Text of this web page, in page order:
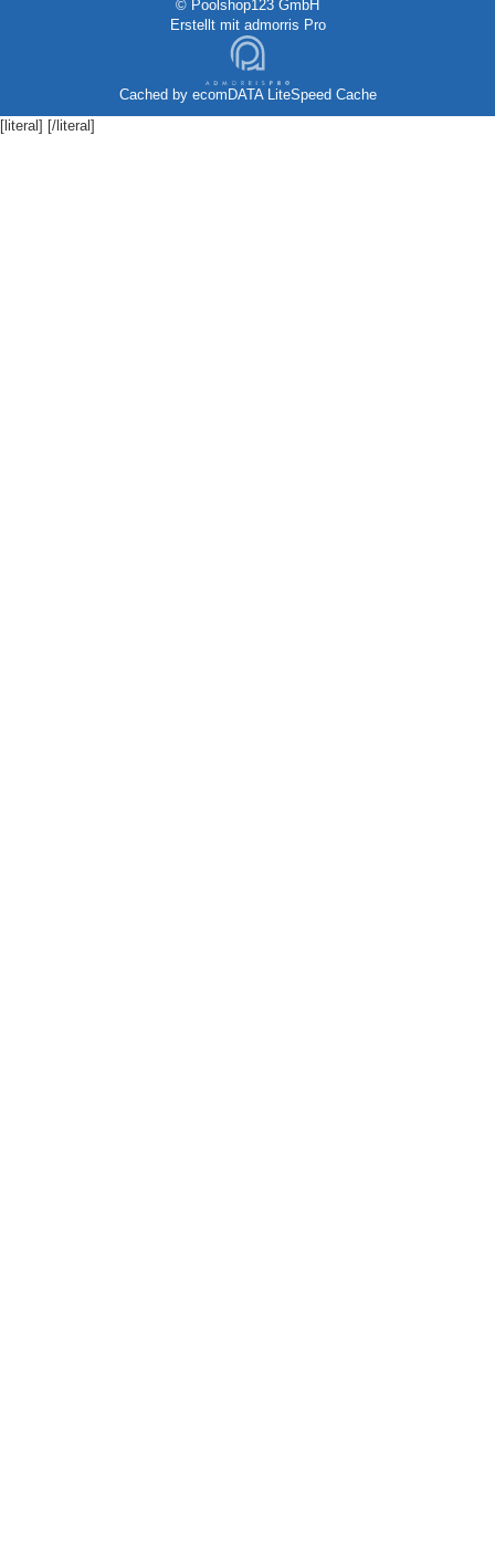
© Poolshop123 GmbH
Erstellt mit admorris Pro
Cached by ecomDATA LiteSpeed Cache
[literal] [/literal]